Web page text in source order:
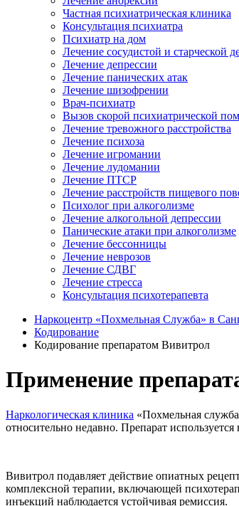
Частная психиатрическая клиника
Консультация психиатра
Психиатр на дом
Лечение сосудистой и старческой
Лечение депрессии
Лечение панических атак
Лечение шизофрении
Врач-психиатр
Вызов скорой психиатрической
Лечение тревожного расстройства
Лечение психоза
Лечение игромании
Лечение лудомании
Лечение ПТСР
Лечение расстройств пищевого
Психолог при алкоголизме
Лечение алкогольной депрессии
Панические атаки при алкоголизме
Лечение бессонницы
Лечение неврозов
Лечение СДВГ
Лечение стресса
Консультация психотерапевта
Наркоцентр «Похмельная Служба» в
Кодирование
Кодирование препаратом Вивитрол
Применение
Наркологическая клиника «Похмельная
относительно недавно. Препарат
Вивитрол подавляет действие опиатных
комплексной терапии, включающей
инъекций наблюдается устойчивая ремиссия.